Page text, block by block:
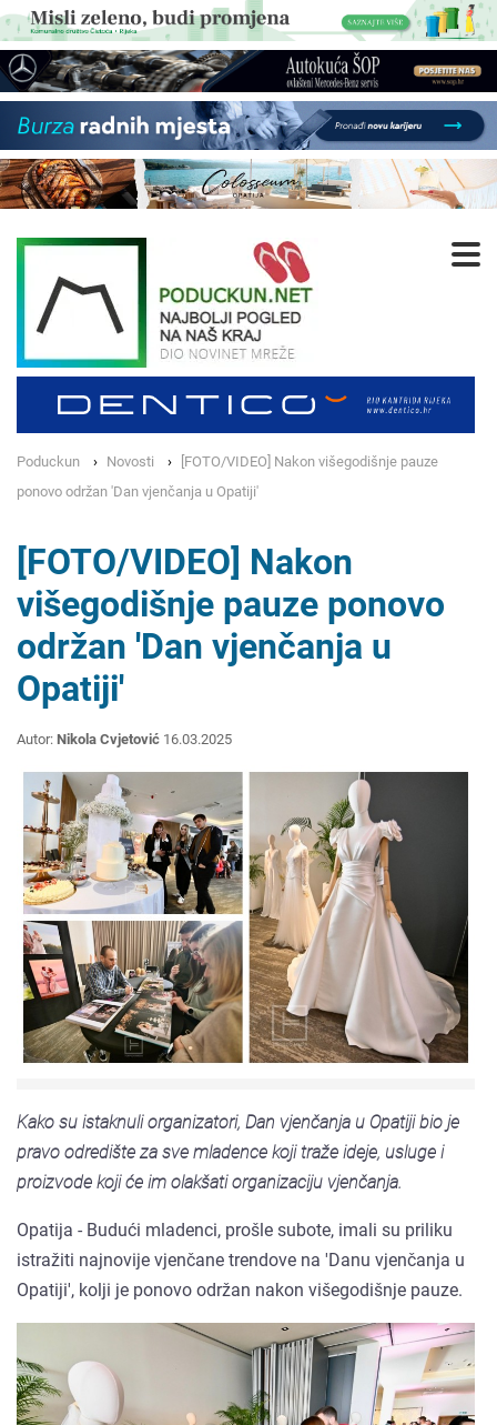
Poduckun Novosti
[FOTO/VIDEO] Nakon višegodišnje pauze
ponovo održan 'Dan vjenčanja u Opatiji'
[FOTO/VIDEO] Nakon
višegodišnje pauze ponovo
održan 'Dan vjenčanja u
Opatiji'
Autor: Nikola Cvjetović 16.03.2025
Kako su istaknuli organizatori, Dan vjenčanja u Opatiji bio je
pravo odredište za sve mladence koji traže ideje, usluge i
proizvode koji će im olakšati organizaciju vjenčanja.
Opatija - Budući mladenci, prošle subote, imali su priliku
istražiti najnovije vjenčane trendove na 'Danu vjenčanja u
Opatiji', kolji je ponovo održan nakon višegodišnje pauze.